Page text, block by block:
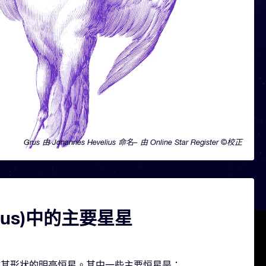
Grus 由 Johannes Hevelius 命名– 由 Online Star Register ©校正
中的主要星星